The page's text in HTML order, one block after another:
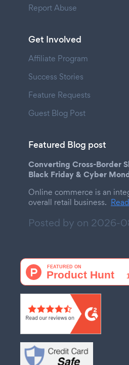
Report Abuse
Get Involved
Affiliate Program
Success Stories
Feature Requests
Guest Blog Post
Featured Blog post
Converting Cross-Border
Black Friday & Cyber
Online commerce is an
overall retail business.
Posted by on 2026-